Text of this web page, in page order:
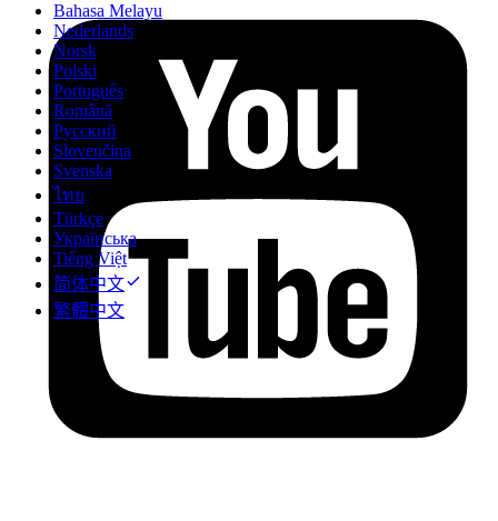
Bahasa Melayu
Nederlands
Norsk
Polski
Português
Română
Русский
Slovenčina
Svenska
ไทย
Türkçe
Українська
Tiếng Việt
简体中文
繁體中文